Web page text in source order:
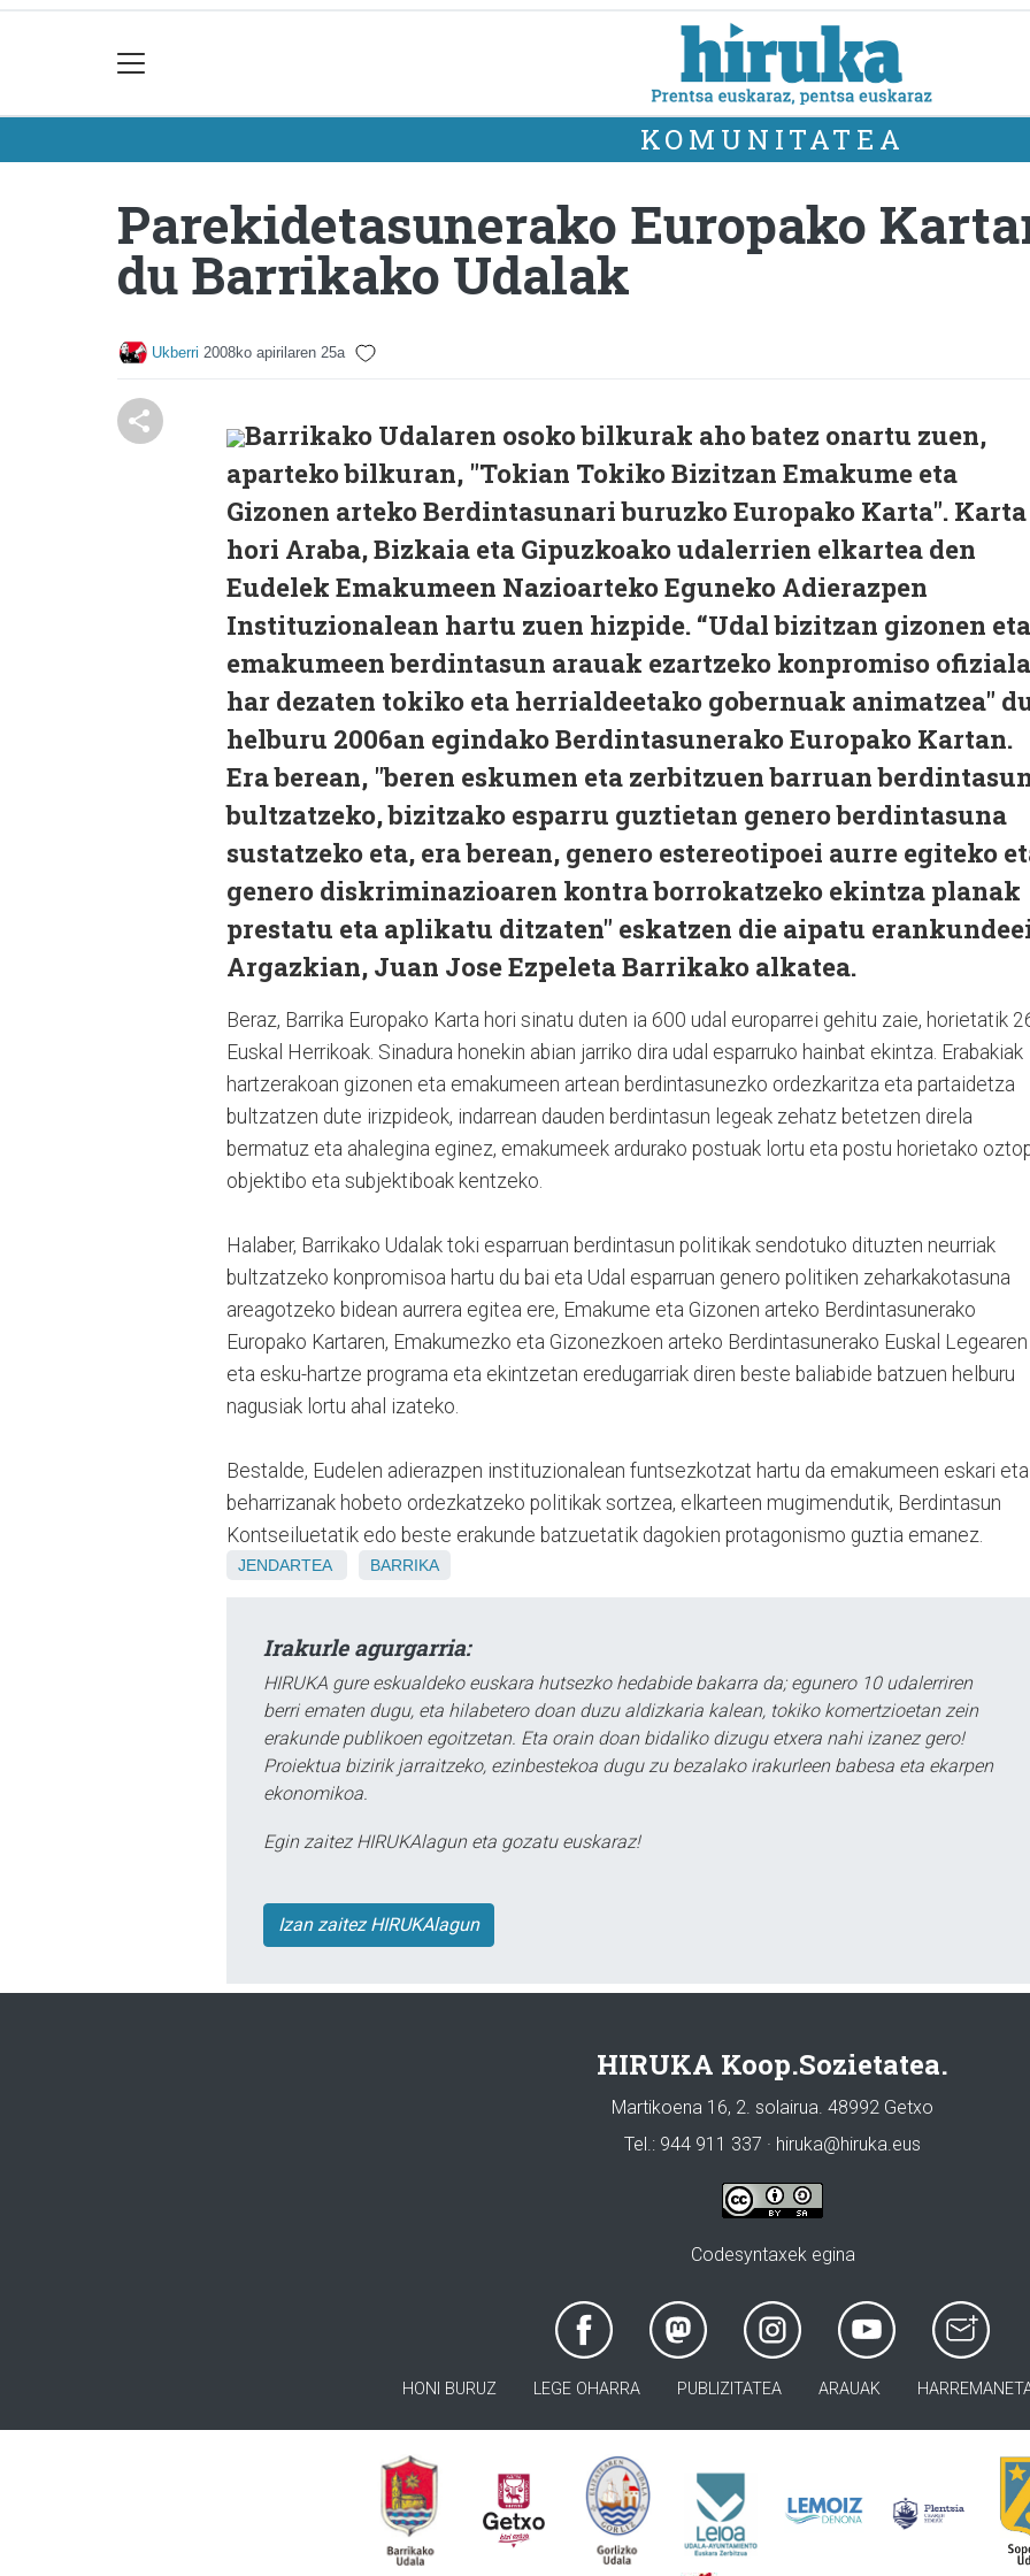
KOMUNITATEA
Parekidetasunerako Europako
du Barrikako Udalak
Ukberri 2008ko apirilaren 25a
Barrikako Udalaren osoko bilkurak aho batez onartu zuen,
aparteko bilkuran, "Tokian Tokiko Bizitzan Emakume eta
Gizonen arteko Berdintasunari buruzko Europako Karta". Karta
hori Araba, Bizkaia eta Gipuzkoako udalerrien elkartea den
Eudelek Emakumeen Nazioarteko Eguneko Adierazpen
Instituzionalean hartu zuen hizpide. “Udal bizitzan gizonen eta
emakumeen berdintasun arauak ezartzeko konpromiso ofiziala
har dezaten tokiko eta herrialdeetako gobernuak animatzea"
helburu 2006an egindako Berdintasunerako Europako Kartan.
Era berean, "beren eskumen eta zerbitzuen barruan
bultzatzeko, bizitzako esparru guztietan genero berdintasuna
sustatzeko eta, era berean, genero estereotipoei aurre egiteko
genero diskriminazioaren kontra borrokatzeko ekintza planak
prestatu eta aplikatu ditzaten" eskatzen die aipatu
Argazkian, Juan Jose Ezpeleta Barrikako alkatea.
Beraz, Barrika Europako Karta hori sinatu duten ia 600 udal europarrei gehitu zaie, horietatik
Euskal Herrikoak. Sinadura honekin abian jarriko dira udal esparruko hainbat ekintza. Erabakiak
hartzerakoan gizonen eta emakumeen artean berdintasunezko ordezkaritza eta partaidetza
bultzatzen dute irizpideok, indarrean dauden berdintasun legeak zehatz betetzen direla
bermatuz eta ahalegina eginez, emakumeek ardurako postuak lortu eta postu horietako
objektibo eta subjektiboak kentzeko.
Halaber, Barrikako Udalak toki esparruan berdintasun politikak sendotuko dituzten neurriak
bultzatzeko konpromisoa hartu du bai eta Udal esparruan genero politiken zeharkakotasuna
areagotzeko bidean aurrera egitea ere, Emakume eta Gizonen arteko Berdintasunerako
Europako Kartaren, Emakumezko eta Gizonezkoen arteko Berdintasunerako Euskal Legearen
eta esku-hartze programa eta ekintzetan eredugarriak diren beste baliabide batzuen helburu
nagusiak lortu ahal izateko.
Bestalde, Eudelen adierazpen instituzionalean funtsezkotzat hartu da emakumeen eskari eta
beharrizanak hobeto ordezkatzeko politikak sortzea, elkarteen mugimendutik, Berdintasun
Kontseiluetatik edo beste erakunde batzuetatik dagokien protagonismo guztia emanez.
JENDARTEA BARRIKA
Irakurle agurgarria:
HIRUKA gure eskualdeko euskara hutsezko hedabide bakarra da; egunero 10 udalerriren
berri ematen dugu, eta hilabetero doan duzu aldizkaria kalean, tokiko komertzioetan zein
erakunde publikoen egoitzetan. Eta orain doan bidaliko dizugu etxera nahi izanez gero!
Proiektua bizirik jarraitzeko, ezinbestekoa dugu zu bezalako irakurleen babesa eta ekarpen
ekonomikoa.
Egin zaitez HIRUKAlagun eta gozatu euskaraz!
Izan zaitez HIRUKAlagun
HIRUKA Koop.Sozietatea.
Martikoena 16, 2. solairua. 48992 Getxo
Tel.: 944 911 337 · hiruka@hiruka.eus
Codesyntaxek egina
HONI BURUZ LEGE OHARRA PUBLIZITATEA ARAUAK